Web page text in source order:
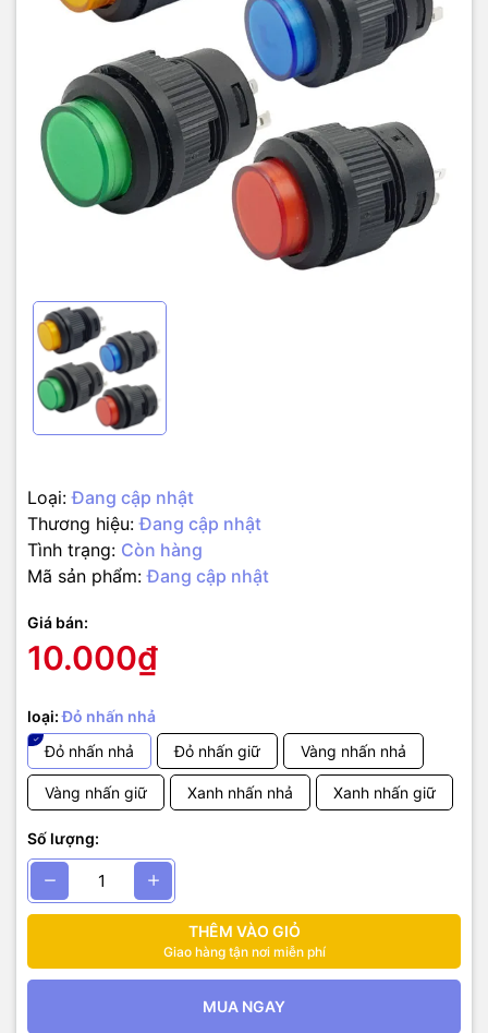
Loại: Đang cập nhật
Thương hiệu: Đang cập nhật
Tình trạng: Còn hàng
Mã sản phẩm: Đang cập nhật
Giá bán:
10.000₫
loại:Đỏ nhấn nhả
Đỏ nhấn nhả
Đỏ nhấn giữ Vàng nhấn nhả
Vàng nhấn giữ Xanh nhấn nhả Xanh nhấn giữ
Số lượng:
THÊM VÀO GIỎ
Giao hàng tận nơi miễn phí
MUA NGAY